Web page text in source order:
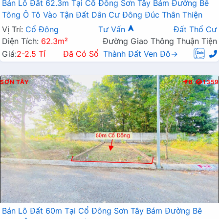
Bán Lô Đất 62.3m Tại Cổ Đông Sơn Tây Bám Đường Bê
Tông Ô Tô Vào Tận Đất Dân Cư Đông Đúc Thân Thiện
Vị Trí: Cổ Đông Tư Vấn
Đất Thổ Cư
Diện Tích: 62.3m²
Đường Giao Thông Thuận Tiện
Giá:2-2.5 Tỉ Đã Có Sổ Thành Đất Ven Đô→
SƠN TÂY Đ 1359
Bán Lô Đất 60m Tại Cổ Đông Sơn Tây Bám Đường Bê